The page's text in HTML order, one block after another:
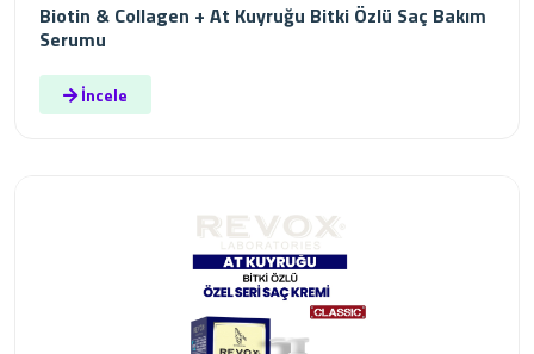
Biotin & Collagen + At Kuyruğu Bitki Özlü Saç Bakım
Serumu
İncele